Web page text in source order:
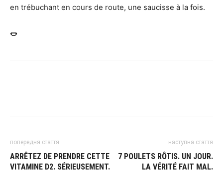
en trébuchant en cours de route, une saucisse à la fois.
🌭
попередня стаття
ARRÊTEZ DE PRENDRE CETTE
VITAMINE D2. SÉRIEUSEMENT.
наступна стаття
7 POULETS RÔTIS. UN JOUR.
LA VÉRITÉ FAIT MAL.